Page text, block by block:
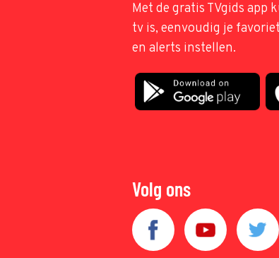
Met de gratis TVgids app
tv is, eenvoudig je
en alerts instellen.
Volg ons